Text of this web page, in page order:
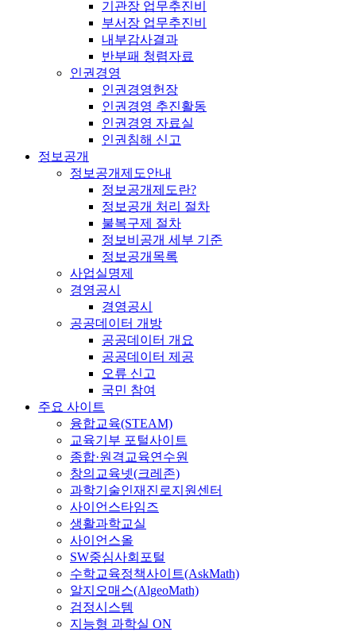
기관장 업무추진비
부서장 업무추진비
내부감사결과
반부패 청렴자료
인권경영
인권경영헌장
인권경영 추진활동
인권경영 자료실
인권침해 신고
정보공개
정보공개제도안내
정보공개제도란?
정보공개 처리 절차
불복구제 절차
정보비공개 세부 기준
정보공개목록
사업실명제
경영공시
경영공시
공공데이터 개방
공공데이터 개요
공공데이터 제공
오류 신고
국민 참여
주요 사이트
융합교육(STEAM)
교육기부 포털사이트
종합·원격교육연수원
창의교육넷(크레존)
과학기술인재진로지원센터
사이언스타임즈
생활과학교실
사이언스올
SW중심사회포털
수학교육정책사이트(AskMath)
알지오매스(AlgeoMath)
검정시스템
지능형 과학실 ON